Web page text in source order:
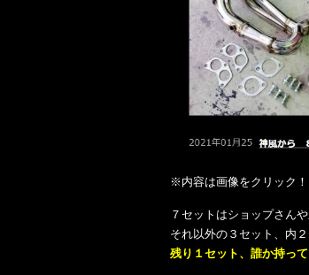
※内容は画像をクリック！
７セットはショップさん
それ以外の３セット、内
残り１セット、誰か持っ